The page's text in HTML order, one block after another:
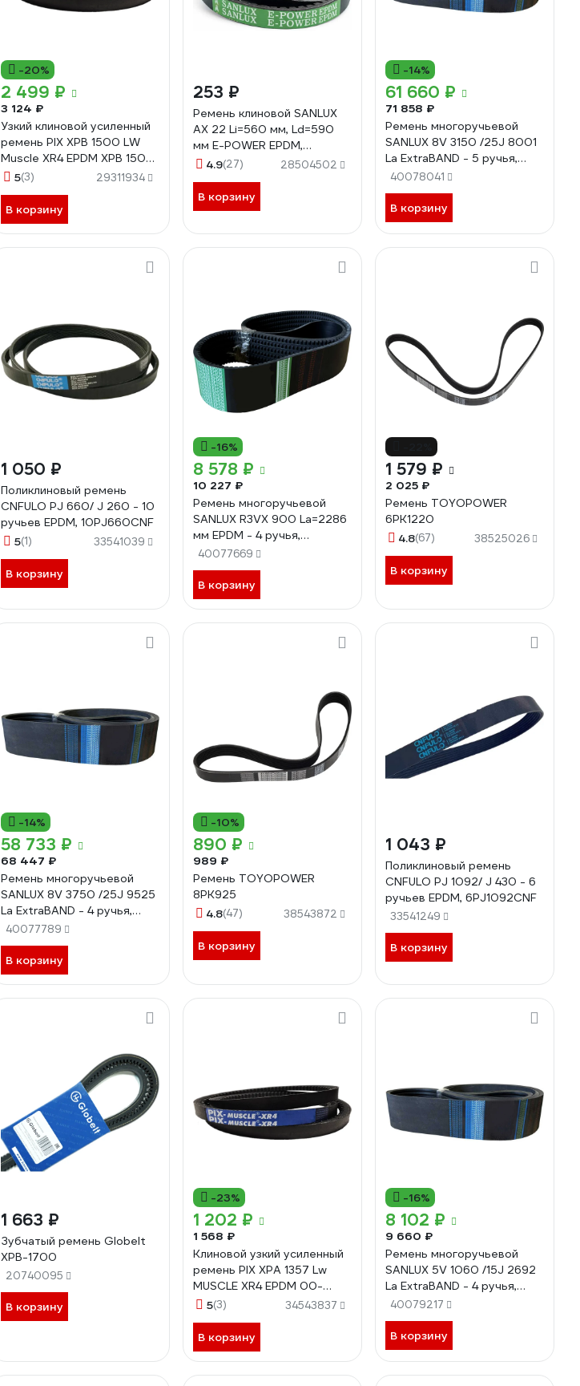
-20%
2 499 ₽
3 124 ₽
Узкий клиновой усиленный
ремень PIX XPB 1500 LW
Muscle XR4 EPDM XPB 1500
MUSCLE XR4 00-00033370
5(3) 29311934
В корзину
253 ₽
Ремень клиновой SANLUX
AX 22 Li=560 мм, Ld=590
мм E-POWER EPDM,
AX22SAN
4.9(27) 28504502
В корзину
-14%
61 660 ₽
71 858 ₽
Ремень многоручьевой
SANLUX 8V 3150 /25J 8001
La ExtraBAND - 5 ручья,
5R8V3150SANEX
40078041
В корзину
1 050 ₽
Поликлиновый ремень
CNFULO PJ 660/ J 260 - 10
ручьев EPDM, 10PJ660CNF
5(1) 33541039
В корзину
-16%
8 578 ₽
10 227 ₽
Ремень многоручьевой
SANLUX R3VX 900 La=2286
мм EPDM - 4 ручья,
4R3VX900SANEX
40077669
В корзину
1 579 ₽
2 025 ₽
Ремень TOYOPOWER
6PK1220
4.8(67) 38525026
В корзину
-14%
58 733 ₽
68 447 ₽
Ремень многоручьевой
SANLUX 8V 3750 /25J 9525
La ExtraBAND - 4 ручья,
4R8V3750SANEX
40077789
В корзину
-10%
890 ₽
989 ₽
Ремень TOYOPOWER
8PK925
4.8(47) 38543872
В корзину
1 043 ₽
Поликлиновый ремень
CNFULO PJ 1092/ J 430 - 6
ручьев EPDM, 6PJ1092CNF
33541249
В корзину
1 663 ₽
Зубчатый ремень Globelt
XPB-1700
20740095
В корзину
-23%
1 202 ₽
1 568 ₽
Клиновой узкий усиленный
ремень PIX XPA 1357 Lw
MUSCLE XR4 EPDM 00-
00034975
5(3) 34543837
В корзину
-16%
8 102 ₽
9 660 ₽
Ремень многоручьевой
SANLUX 5V 1060 /15J 2692
La ExtraBAND - 4 ручья,
4R5V1060SANEX
40079217
В корзину